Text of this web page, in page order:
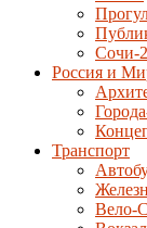
Сочи-
Россия и
Транспорт